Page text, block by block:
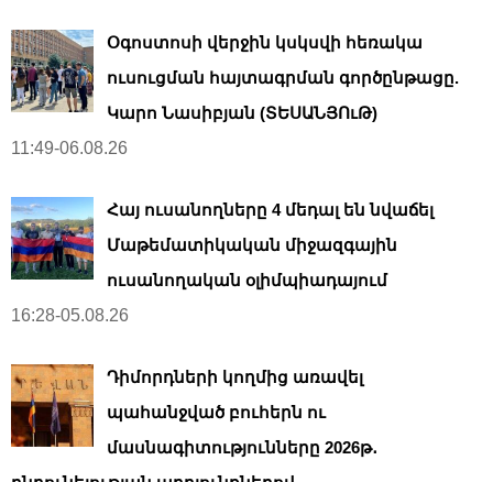
Օգոստոսի վերջին կսկսվի հեռակա
ուսուցման հայտագրման գործընթացը.
Կարո Նասիբյան (ՏԵՍԱՆՅՈւԹ)
11:49-06.08.26
Հայ ուսանողները 4 մեդալ են նվաճել
Մաթեմատիկական միջազգային
ուսանողական օլիմպիադայում
16:28-05.08.26
Դիմորդների կողմից առավել
պահանջված բուհերն ու
մասնագիտությունները 2026թ․